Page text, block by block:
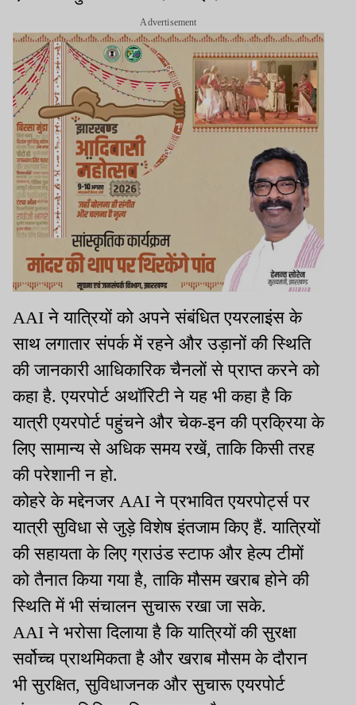
Advertisement
AAIने यात्रियों को अपने संबंधित एयरलाइंस के
साथ लगातार संपर्क में रहने और उड़ानों की स्थिति
की जानकारी आधिकारिक चैनलों से प्राप्त करने को
कहा है. एयरपोर्ट अथॉरिटी ने यह भी कहा है कि
यात्री एयरपोर्ट पहुंचने और चेक-इन की प्रक्रिया के
लिए सामान्य से अधिक समय रखें, ताकि किसी तरह
की परेशानी न हो.
कोहरे के मद्देनजर AAIने प्रभावित एयरपोर्ट्स पर
यात्री सुविधा से जुड़े विशेष इंतजाम किए हैं. यात्रियों
की सहायता के लिए ग्राउंड स्टाफ और हेल्प टीमों
को तैनात किया गया है, ताकि मौसम खराब होने की
स्थिति में भी संचालन सुचारू रखा जा सके.
AAIने भरोसा दिलाया है कि यात्रियों की सुरक्षा
सर्वोच्च प्राथमिकता है और खराब मौसम के दौरान
भी सुरक्षित, सुविधाजनक और सुचारू एयरपोर्ट